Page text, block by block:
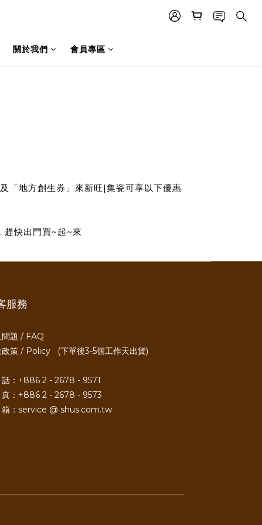
關於我們 會員專區
「地方創生券」來新旺|集瓷可享以下優惠
快出門買~起~來
服務
問題 / FAQ
政策 / Policy (下單後3-5個工作天出貨)
：+886 2 - 2678 - 9571
：+886 2 - 2678 - 9573
：service @ shus.com.tw